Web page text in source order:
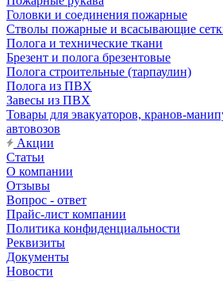
Головки и соединения пожарные
Стволы пожарные и всасывающие
Полога и технические ткани
Брезент и полога брезентовые
Полога строительные (тарпаулин)
Полога из ПВХ
Завесы из ПВХ
Товары для эвакуаторов, кранов-
автовозов
Акции
Статьи
О компании
Отзывы
Вопрос - ответ
Прайс-лист компании
Политика конфиденциальности
Реквизиты
Документы
Новости